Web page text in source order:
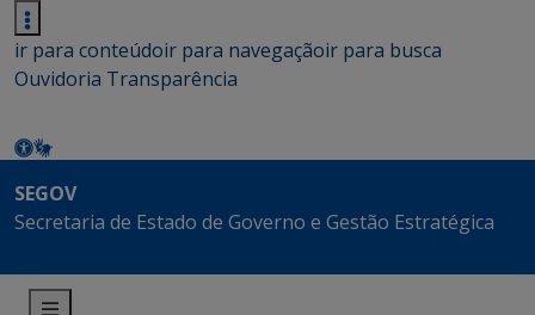
ir para conteúdoir para navegaçãoir para busca
Ouvidoria Transparência
SEGOV
Secretaria de Estado de Governo e Gestão Estratégica